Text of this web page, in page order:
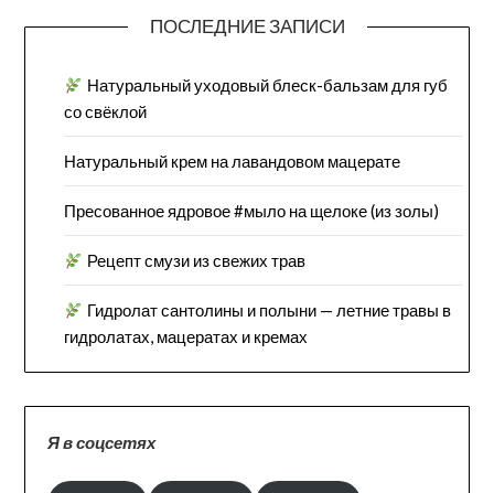
ПОСЛЕДНИЕ ЗАПИСИ
Натуральный уходовый блеск-бальзам для губ
со свёклой
Натуральный крем на лавандовом мацерате
Пресованное ядровое #мыло на щелоке (из золы)
Рецепт смузи из свежих трав
Гидролат сантолины и полыни — летние травы в
гидролатах, мацератах и кремах
Я в соцсетях